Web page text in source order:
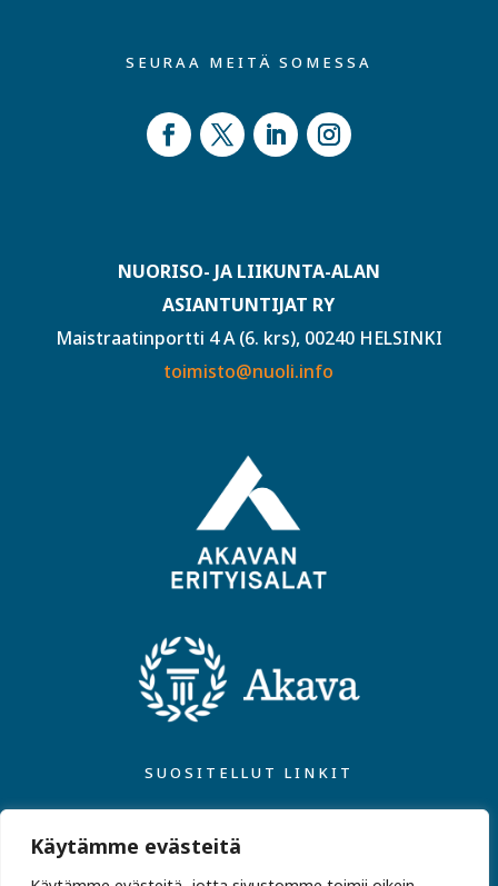
Käytämme evästeitä
SEURAA MEITÄ SOMESSA
NUORISO- JA LIIKUNTA-ALAN
ASIANTUNTIJAT RY
Maistraatinportti 4 A (6. krs), 00240 HELSINKI
toimisto@nuoli.info
SUOSITELLUT LINKIT
Akavan Erityisalat